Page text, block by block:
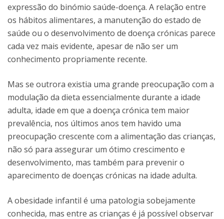
expressão do binómio saúde-doença. A relação entre
os hábitos alimentares, a manutenção do estado de
saúde ou o desenvolvimento de doença crónicas parece
cada vez mais evidente, apesar de não ser um
conhecimento propriamente recente.
Mas se outrora existia uma grande preocupação com a
modulação da dieta essencialmente durante a idade
adulta, idade em que a doença crónica tem maior
prevalência, nos últimos anos tem havido uma
preocupação crescente com a alimentação das crianças,
não só para assegurar um ótimo crescimento e
desenvolvimento, mas também para prevenir o
aparecimento de doenças crónicas na idade adulta.
A obesidade infantil é uma patologia sobejamente
conhecida, mas entre as crianças é já possível observar